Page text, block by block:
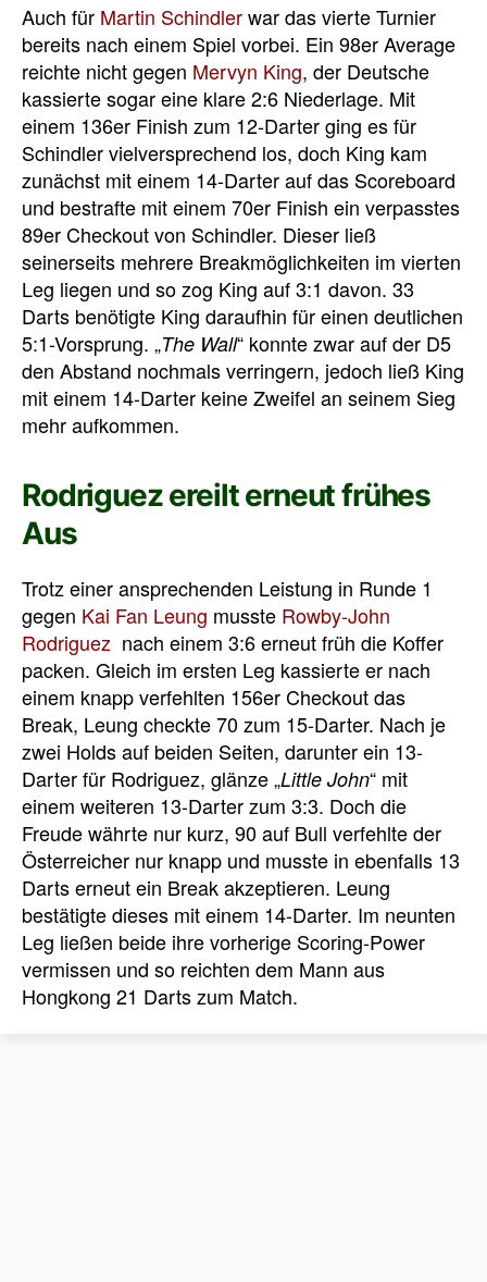
Auch für Martin Schindlerwar das vierte Turnier
bereits nach einem Spiel vorbei. Ein 98er Average
reichte nicht gegen Mervyn King, der Deutsche
kassierte sogar eine klare 2:6 Niederlage. Mit
einem 136er Finish zum 12-Darter ging es für
Schindler vielversprechend los, doch King kam
zunächst mit einem 14-Darter auf das Scoreboard
und bestrafte mit einem 70er Finish ein verpasstes
89er Checkout von Schindler. Dieser ließ
seinerseits mehrere Breakmöglichkeiten im vierten
Leg liegen und so zog King auf 3:1 davon. 33
Darts benötigte King daraufhin für einen deutlichen
5:1-Vorsprung. „The Wall“ konnte zwar auf der D5
den Abstand nochmals verringern, jedoch ließ King
mit einem 14-Darter keine Zweifel an seinem Sieg
mehr aufkommen.
Rodriguez ereilt erneut frühes
Aus
Trotz einer ansprechenden Leistung in Runde 1
gegen Kai Fan Leung musste Rowby-John
Rodriguez nach einem 3:6 erneut früh die Koffer
packen. Gleich im ersten Leg kassierte er nach
einem knapp verfehlten 156er Checkout das
Break, Leung checkte 70 zum 15-Darter. Nach je
zwei Holds auf beiden Seiten, darunter ein 13-
Darter für Rodriguez, glänze „Little John“ mit
einem weiteren 13-Darter zum 3:3. Doch die
Freude währte nur kurz, 90 auf Bull verfehlte der
Österreicher nur knapp und musste in ebenfalls 13
Darts erneut ein Break akzeptieren. Leung
bestätigte dieses mit einem 14-Darter. Im neunten
Leg ließen beide ihre vorherige Scoring-Power
vermissen und so reichten dem Mann aus
Hongkong 21 Darts zum Match.